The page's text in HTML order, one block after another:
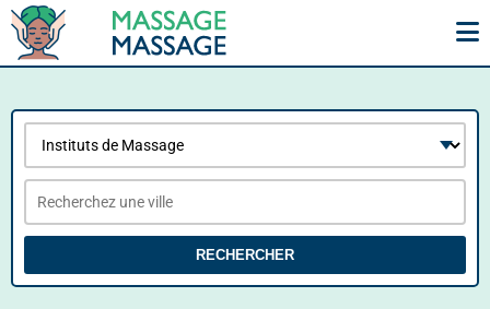
RECHERCHER